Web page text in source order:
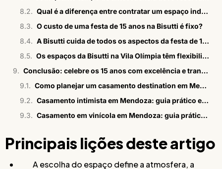
Qual é a diferença entre contratar um espaço independente e uma operação integrada como a Bisutti?
O custo de uma festa de 15 anos na Bisutti é fixo?
A Bisutti cuida de todos os aspectos da festa de 15 anos?
Os espaços da Bisutti na Vila Olímpia têm flexibilidade para diferentes estilos de festa?
Conclusão: celebre os 15 anos com excelência e tranquilidade
Como planejar um casamento destination em Mendoza
Casamento intimista em Mendoza: guia prático e estratégico
Casamento em vinícola em Mendoza: guia prático para casais
Principais lições deste artigo
A escolha do espaço define a atmosfera, a